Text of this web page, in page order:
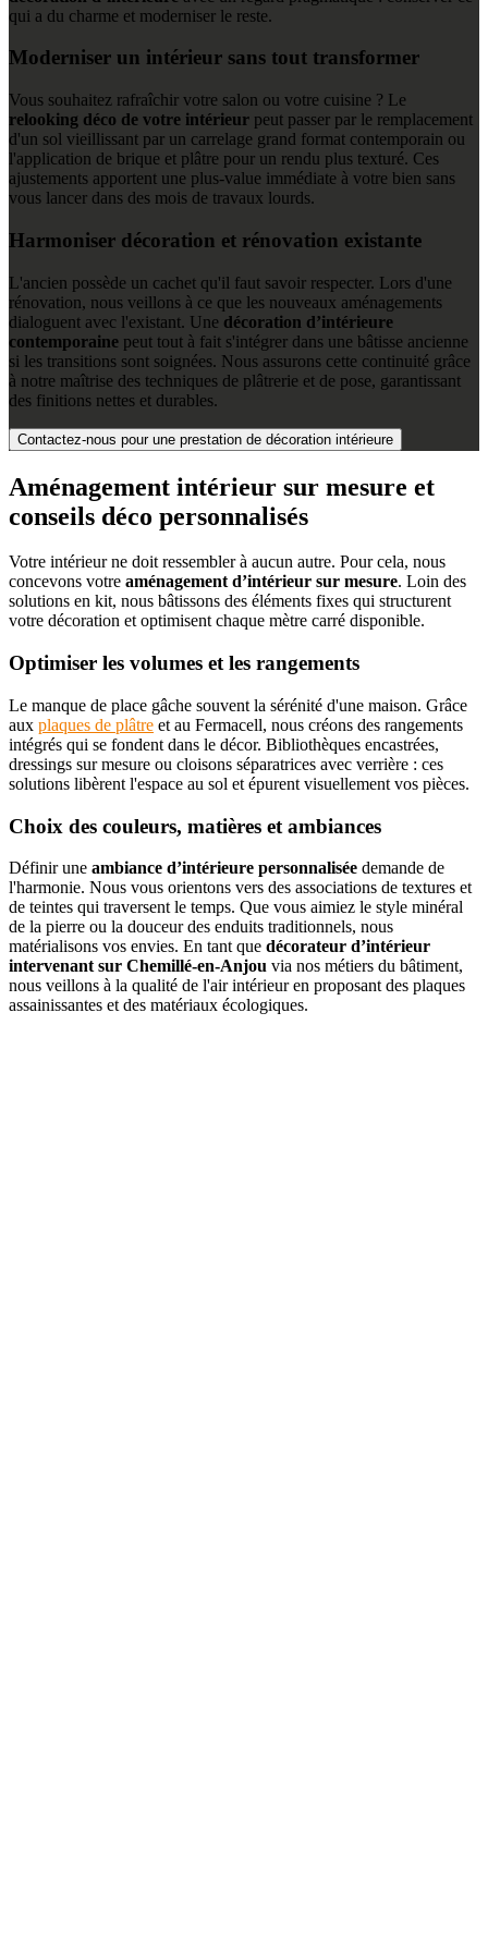
qui a du charme et moderniser le reste.
Moderniser un intérieur sans tout transformer
Vous souhaitez rafraîchir votre salon ou votre cuisine ? Le
relooking déco de votre intérieur peut passer par le remplacement
d'un sol vieillissant par un carrelage grand format contemporain ou
l'application de brique et plâtre pour un rendu plus texturé. Ces
ajustements apportent une plus-value immédiate à votre bien sans
vous lancer dans des mois de travaux lourds.
Harmoniser décoration et rénovation existante
L'ancien possède un cachet qu'il faut savoir respecter. Lors d'une
rénovation, nous veillons à ce que les nouveaux aménagements
dialoguent avec l'existant. Une décoration d’intérieure
contemporaine peut tout à fait s'intégrer dans une bâtisse ancienne
si les transitions sont soignées. Nous assurons cette continuité grâce
à notre maîtrise des techniques de plâtrerie et de pose, garantissant
des finitions nettes et durables.
Contactez-nous pour une prestation de décoration intérieure
Aménagement intérieur sur mesure et
conseils déco personnalisés
Votre intérieur ne doit ressembler à aucun autre. Pour cela, nous
concevons votre aménagement d’intérieur sur mesure. Loin des
solutions en kit, nous bâtissons des éléments fixes qui structurent
votre décoration et optimisent chaque mètre carré disponible.
Optimiser les volumes et les rangements
Le manque de place gâche souvent la sérénité d'une maison. Grâce
aux plaques de plâtre et au Fermacell, nous créons des rangements
intégrés qui se fondent dans le décor. Bibliothèques encastrées,
dressings sur mesure ou cloisons séparatrices avec verrière : ces
solutions libèrent l'espace au sol et épurent visuellement vos pièces.
Choix des couleurs, matières et ambiances
Définir une ambiance d’intérieure personnalisée demande de
l'harmonie. Nous vous orientons vers des associations de textures et
de teintes qui traversent le temps. Que vous aimiez le style minéral
de la pierre ou la douceur des enduits traditionnels, nous
matérialisons vos envies. En tant que décorateur d’intérieur
intervenant sur Chemillé-en-Anjou via nos métiers du bâtiment,
nous veillons à la qualité de l'air intérieur en proposant des plaques
assainissantes et des matériaux écologiques.